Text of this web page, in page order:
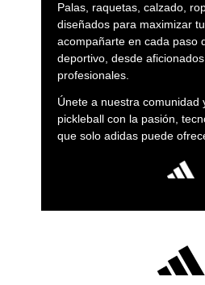
Palas, raquetas, calzado,
diseñados para maximizar
acompañarte en cada paso
deportivo, desde
profesionales.
Únete a nuestra comunidad
pickleball con la pasión,
que solo adidas puede